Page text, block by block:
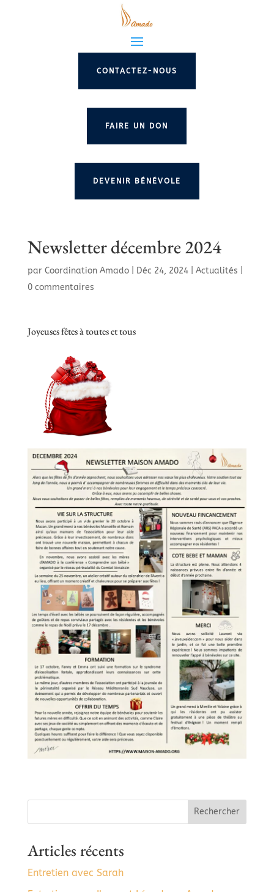
CONTACTEZ-NOUS
FAIRE UN DON
DEVENIR BÉNÉVOLE
Newsletter décembre 2024
par Coordination Amado| Déc 24, 2024| Actualités
0 commentaires
Joyeuses fêtes à toutes et tous
Rechercher
Articles récents
Entretien avec Sarah